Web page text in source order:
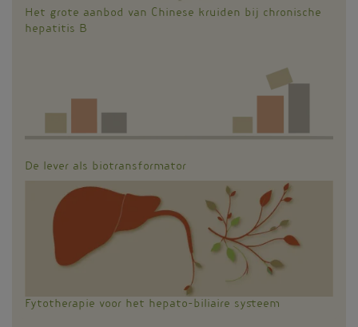
Het grote aanbod van Chinese kruiden bij chronische
hepatitis B
De lever als biotransformator
Fytotherapie voor het hepato-biliaire systeem